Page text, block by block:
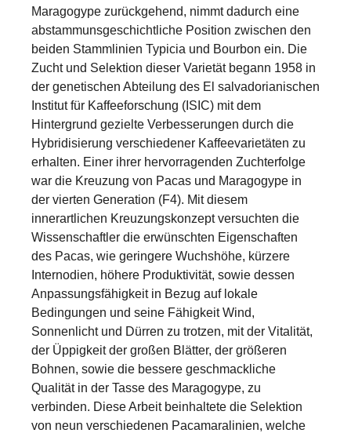
Maragogype zurückgehend, nimmt dadurch eine
abstammunsgeschichtliche Position zwischen den
beiden Stammlinien Typicia und Bourbon ein. Die
Zucht und Selektion dieser Varietät begann 1958 in
der genetischen Abteilung des El salvadorianischen
Institut für Kaffeeforschung (ISIC) mit dem
Hintergrund gezielte Verbesserungen durch die
Hybridisierung verschiedener Kaffeevarietäten zu
erhalten. Einer ihrer hervorragenden Zuchterfolge
war die Kreuzung von Pacas und Maragogype in
der vierten Generation (F4). Mit diesem
innerartlichen Kreuzungskonzept versuchten die
Wissenschaftler die erwünschten Eigenschaften
des Pacas, wie geringere Wuchshöhe, kürzere
Internodien, höhere Produktivität, sowie dessen
Anpassungsfähigkeit in Bezug auf lokale
Bedingungen und seine Fähigkeit Wind,
Sonnenlicht und Dürren zu trotzen, mit der Vitalität,
der Üppigkeit der großen Blätter, der größeren
Bohnen, sowie die bessere geschmackliche
Qualität in der Tasse des Maragogype, zu
verbinden. Diese Arbeit beinhaltete die Selektion
von neun verschiedenen Pacamaralinien, welche